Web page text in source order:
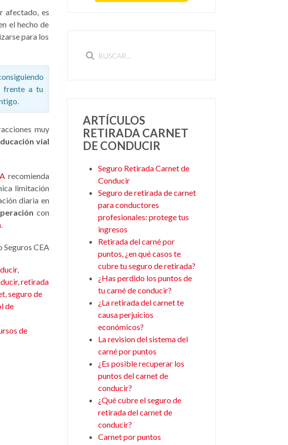
afectado, es
el hecho de
para los
frente a tu
muy
vial
recomienda
limitación
diaria en
con
.
CEA
,
,retirada
,seguro de
de
de
ARTÍCULOS
RETIRADA CARNET
DE CONDUCIR
Seguro Retirada Carnet de
Conducir
Seguro de retirada de carnet
para conductores
profesionales: protege tus
ingresos
Retirada del carné por
puntos, ¿en qué casos te
cubre tu seguro de retirada?
¿Has perdido los puntos de
tu carné de conducir?
¿La retirada del carnet te
causa perjuicios
económicos?
La revision del sistema del
carné por puntos
¿Es posible recuperar los
puntos del carnet de
conducir?
¿Qué cubre el seguro de
retirada del carnet de
conducir?
Carnet por puntos